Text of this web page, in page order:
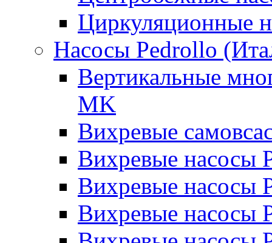
Циркуляционные
Насосы Pedrollo
Вертикальные
MK
Вихревые
Вихревые насосы
Вихревые насосы
Вихревые насосы